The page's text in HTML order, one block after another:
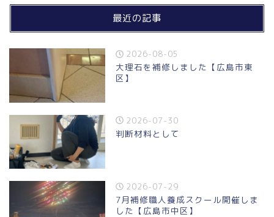
最近の記事
2026-08-05
大理石を補修しました【広島市東
区】
2026-07-30
判断材料として
2026-07-29
7月補修職人養成スクール開催しま
した【広島市中区】